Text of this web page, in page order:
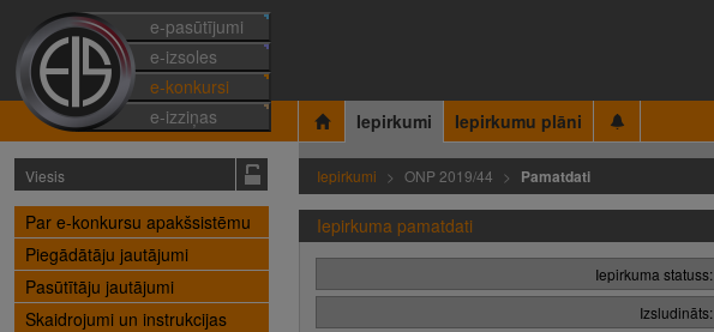
e-pasūtījumi
e-izsoles
e-konkursi
e-izziņas
Iepirkumi Iepirkumu plāni
Viesis
Par e-konkursu apakšsistēmu
Piegādātāju jautājumi
Pasūtītāju jautājumi
Skaidrojumi un instrukcijas
Iepirkumi ONP 2019/44 Pamatdati
Iepirkuma pamatdati
Iepirkuma statuss:
Izsludināts: